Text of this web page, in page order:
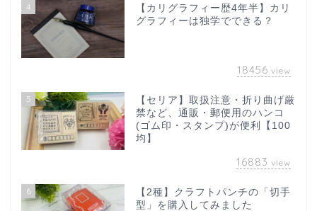
4
【カリグラフィー歴4年半】カリ
グラフィーは独学でできる？
18456 view
5
【セリア】取扱注意・折り曲げ厳
禁など、通販・郵便用のハンコ
(ゴム印・スタンプ)が便利【100
均】
16883 view
6
【2種】クラフトパンチの「切手
型」を購入してみました